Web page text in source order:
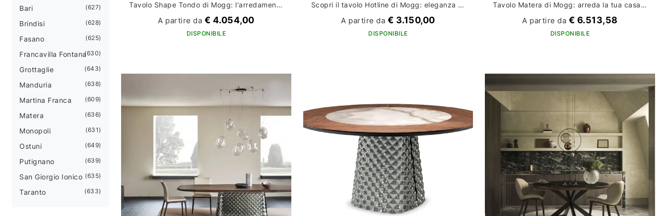
Bari 627
Brindisi 628
Fasano 625
Francavilla Fontana630
Grottaglie 643
Manduria 638
Martina Franca 609
Matera 636
Monopoli 631
Ostuni 649
Putignano 639
San Giorgio Ionico 635
Taranto 633
Tavolo Shape Tondo di Mogg: l'arredamento per la tua casa che unisce design e funzionalità
A partire da € 4.054,00
DISPONIBILE
Scopri il tavolo Hotline di Mogg: eleganza e funzionalità per l'arredo della tua casa
A partire da € 3.150,00
DISPONIBILE
Tavolo Matera di Mogg: arreda la tua casa con stile ed eleganza
A partire da € 6.513,58
DISPONIBILE